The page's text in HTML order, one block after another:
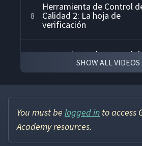
8
Herramienta de Control
Calidad 2: La hoja de
verificación
Herramienta de Control
Calidad 3: El Diagrama de
Pareto
Pareto con Sigma XL
Herramienta de Control
SHOW ALL VIDEOS
You must be logged in to access
Academy resources.